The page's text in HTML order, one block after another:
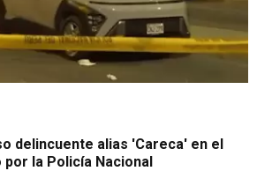
delincuente alias 'Careca' en el
por la Policía Nacional